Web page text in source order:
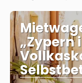
„Zypern